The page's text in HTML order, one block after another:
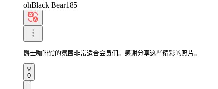
ohBlack Bear185
爵士咖啡馆的氛围非常适合会员们。感谢分享这些精彩的照片。
0